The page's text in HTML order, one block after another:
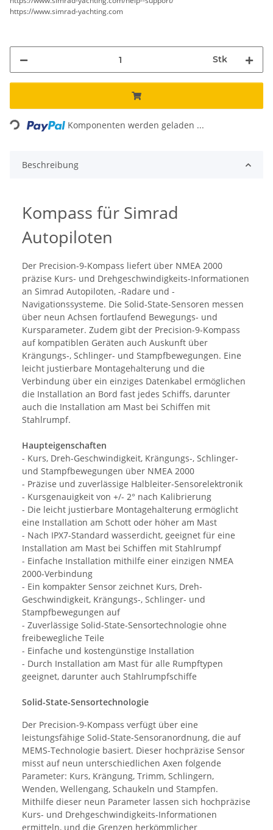
https://www.simrad-yachting.com
Stk
Loading... Komponenten werden geladen ...
Beschreibung
Kompass für Simrad
Autopiloten
Der Precision-9-Kompass liefert über NMEA 2000
präzise Kurs- und Drehgeschwindigkeits-Informationen
an Simrad Autopiloten, -Radare und -
Navigationssysteme. Die Solid-State-Sensoren messen
über neun Achsen fortlaufend Bewegungs- und
Kursparameter. Zudem gibt der Precision-9-Kompass
auf kompatiblen Geräten auch Auskunft über
Krängungs-, Schlinger- und Stampfbewegungen. Eine
leicht justierbare Montagehalterung und die
Verbindung über ein einziges Datenkabel ermöglichen
die Installation an Bord fast jedes Schiffs, darunter
auch die Installation am Mast bei Schiffen mit
Stahlrumpf.
Haupteigenschaften
- Kurs, Dreh-Geschwindigkeit, Krängungs-, Schlinger-
und Stampfbewegungen über NMEA 2000
- Präzise und zuverlässige Halbleiter-Sensorelektronik
- Kursgenauigkeit von +/- 2° nach Kalibrierung
- Die leicht justierbare Montagehalterung ermöglicht
eine Installation am Schott oder höher am Mast
- Nach IPX7-Standard wasserdicht, geeignet für eine
Installation am Mast bei Schiffen mit Stahlrumpf
- Einfache Installation mithilfe einer einzigen NMEA
2000-Verbindung
- Ein kompakter Sensor zeichnet Kurs, Dreh-
Geschwindigkeit, Krängungs-, Schlinger- und
Stampfbewegungen auf
- Zuverlässige Solid-State-Sensortechnologie ohne
freibewegliche Teile
- Einfache und kostengünstige Installation
- Durch Installation am Mast für alle Rumpftypen
geeignet, darunter auch Stahlrumpfschiffe
Solid-State-Sensortechnologie
Der Precision-9-Kompass verfügt über eine
leistungsfähige Solid-State-Sensoranordnung, die auf
MEMS-Technologie basiert. Dieser hochpräzise Sensor
misst auf neun unterschiedlichen Axen folgende
Parameter: Kurs, Krängung, Trimm, Schlingern,
Wenden, Wellengang, Schaukeln und Stampfen.
Mithilfe dieser neun Parameter lassen sich hochpräzise
Kurs- und Drehgeschwindigkeits-Informationen
ermitteln, und die Grenzen herkömmlicher